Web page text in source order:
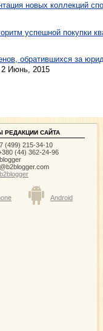
новых коллекций
успешной покупки
обратившихся за
, 2 Июнь, 2015
РЕДАКЦИИ САЙТА
(499) 215-34-10
(44) 362-24-96
Android